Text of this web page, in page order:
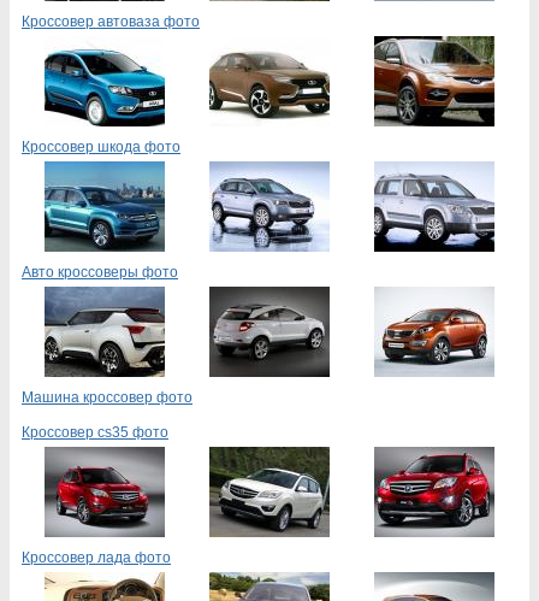
Кроссовер автоваза фото
Кроссовер шкода фото
Авто кроссоверы фото
Машина кроссовер фото
Кроссовер cs35 фото
Кроссовер лада фото